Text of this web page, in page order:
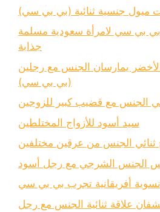
ميول جنسية ثنائية (بي بي سي)
بي سي لامرأة سعودية مسلمة
جذابة
يمارسان الجنس مع رجلين
(بي بي سي)
الجنس مع قضيب كبير للزوجين
سيد أسود للأزواج المختلطين
ثنائي الجنس من عرقين مختلفين
الجنس الشرجي مع رجل أسود
علاقة ثنائية الجنس مع رجل